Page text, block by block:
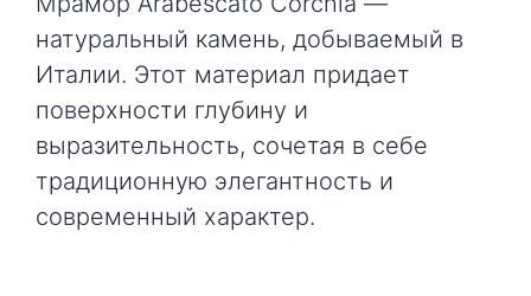
натуральный камень, добываемый в
Италии. Этот материал придает
поверхности глубину и
выразительность, сочетая в себе
традиционную элегантность и
современный характер.